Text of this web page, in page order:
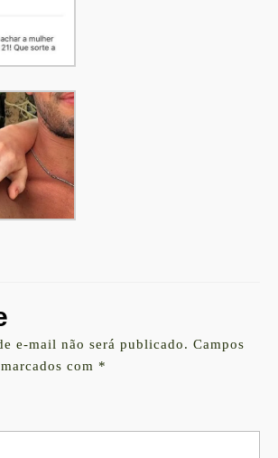
e-mail não será publicado. Campos
com *